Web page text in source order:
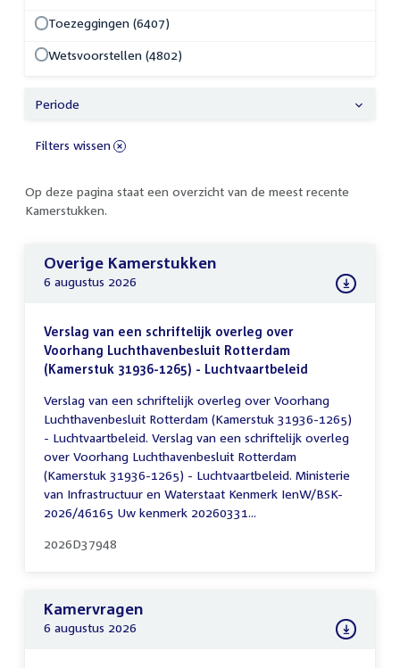
Op deze pagina staat een overzicht van de meest recente
Kamerstukken.
Overige Kamerstukken
6 augustus 2026
Verslag van een schriftelijk overleg over
Voorhang Luchthavenbesluit Rotterdam
(Kamerstuk 31936-1265) - Luchtvaartbeleid
Verslag van een schriftelijk overleg over Voorhang
Luchthavenbesluit Rotterdam (Kamerstuk 31936-1265)
- Luchtvaartbeleid. Verslag van een schriftelijk overleg
over Voorhang Luchthavenbesluit Rotterdam
(Kamerstuk 31936-1265) - Luchtvaartbeleid. Ministerie
van Infrastructuur en Waterstaat Kenmerk IenW/BSK-
2026/46165 Uw kenmerk 20260331...
2026D37948
Kamervragen
6 augustus 2026
Toezeggingen (6407)
Wetsvoorstellen (4802)
Periode
Filters wissen